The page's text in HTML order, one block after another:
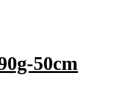
50cm